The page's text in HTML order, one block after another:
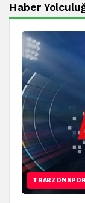
Haber